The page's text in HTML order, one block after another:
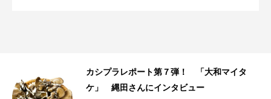
カシプラレポート第７弾！ 「大和マイタ
ケ」 縄田さんにインタビュー